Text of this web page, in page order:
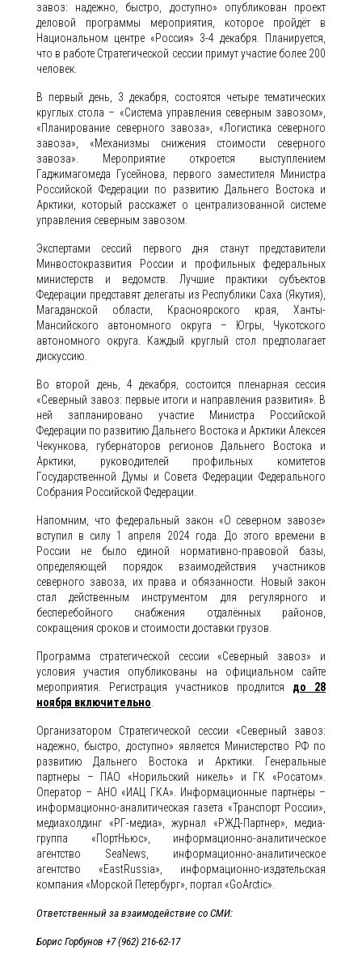
завоз: надежно, быстро, доступно» опубликован проект
деловой программы мероприятия, которое пройдёт в
Национальном центре «Россия» 3-4 декабря. Планируется,
что в работе Стратегической сессии примут участие более 200
человек.
В первый день, 3 декабря, состоятся четыре тематических
круглых стола – «Система управления северным завозом»,
«Планирование северного завоза», «Логистика северного
завоза», «Механизмы снижения стоимости северного
завоза». Мероприятие откроется выступлением
Гаджимагомеда Гусейнова, первого заместителя Министра
Российской Федерации по развитию Дальнего Востока и
Арктики, который расскажет о централизованной системе
управления северным завозом.
Экспертами сессий первого дня станут представители
Минвостокразвития России и профильных федеральных
министерств и ведомств. Лучшие практики субъектов
Федерации представят делегаты из Республики Саха (Якутия),
Магаданской области, Красноярского края, Ханты-
Мансийского автономного округа – Югры, Чукотского
автономного округа. Каждый круглый стол предполагает
дискуссию.
Во второй день, 4 декабря, состоится пленарная сессия
«Северный завоз: первые итоги и направления развития». В
ней запланировано участие Министра Российской
Федерации по развитию Дальнего Востока и Арктики Алексея
Чекункова, губернаторов регионов Дальнего Востока и
Арктики, руководителей профильных комитетов
Государственной Думы и Совета Федерации Федерального
Собрания Российской Федерации.
Напомним, что федеральный закон «О северном завозе»
вступил в силу 1 апреля 2024 года. До этого времени в
России не было единой нормативно-правовой базы,
определяющей порядок взаимодействия участников
северного завоза, их права и обязанности. Новый закон
стал действенным инструментом для регулярного и
бесперебойного снабжения отдалённых районов,
сокращения сроков и стоимости доставки грузов.
Программа стратегической сессии «Северный завоз» и
условия участия опубликованы на официальном сайте
мероприятия. Регистрация участников продлится до 28
ноября включительно.
Организатором Стратегической сессии «Северный завоз:
надежно, быстро, доступно» является Министерство РФ по
развитию Дальнего Востока и Арктики. Генеральные
партнеры – ПАО «Норильский никель» и ГК «Росатом».
Оператор – АНО «ИАЦ ГКА». Информационные партнёры –
информационно-аналитическая газета «Транспорт России»,
медиахолдинг «РГ-медиа», журнал «РЖД-Партнер», медиа-
группа «ПортНьюс», информационно-аналитическое
агентство SeaNews, информационно-аналитическое
агентство «EastRussia», информационно-издательская
компания «Морской Петербург», портал «GoArctic».
Ответственный за взаимодействие со СМИ:
Борис Горбунов +7 (962) 216-62-17